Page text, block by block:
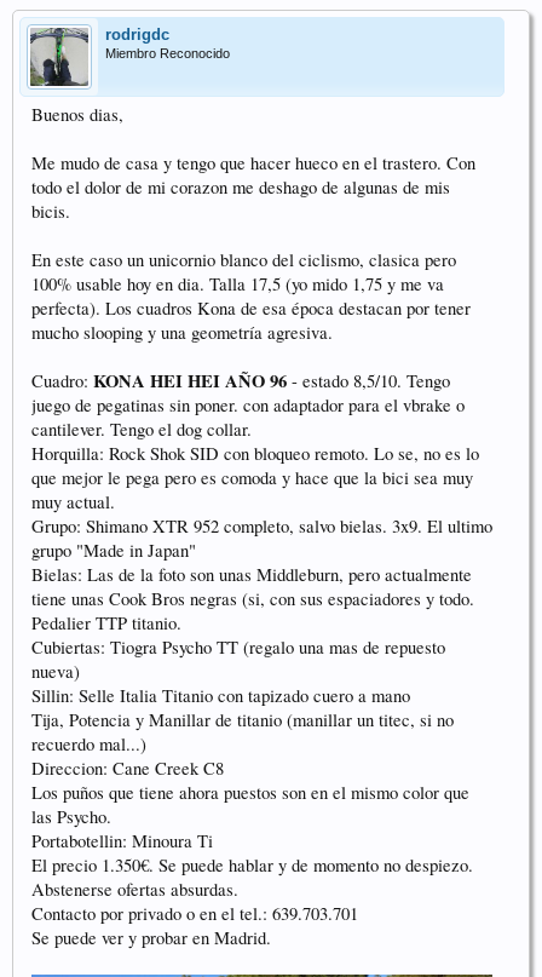
rodrigdc
Miembro Reconocido
Buenos dias,
Me mudo de casa y tengo que hacer hueco en el trastero. Con
todo el dolor de mi corazon me deshago de algunas de mis
bicis.
En este caso un unicornio blanco del ciclismo, clasica pero
100% usable hoy en dia. Talla 17,5 (yo mido 1,75 y me va
perfecta). Los cuadros Kona de esa época destacan por tener
mucho slooping y una geometría agresiva.
Cuadro: KONA HEI HEI AÑO 96 - estado 8,5/10. Tengo
juego de pegatinas sin poner. con adaptador para el vbrake o
cantilever. Tengo el dog collar.
Horquilla: Rock Shok SID con bloqueo remoto. Lo se, no es lo
que mejor le pega pero es comoda y hace que la bici sea muy
muy actual.
Grupo: Shimano XTR 952 completo, salvo bielas. 3x9. El ultimo
grupo "Made in Japan"
Bielas: Las de la foto son unas Middleburn, pero actualmente
tiene unas Cook Bros negras (si, con sus espaciadores y todo.
Pedalier TTP titanio.
Cubiertas: Tiogra Psycho TT (regalo una mas de repuesto
nueva)
Sillin: Selle Italia Titanio con tapizado cuero a mano
Tija, Potencia y Manillar de titanio (manillar un titec, si no
recuerdo mal...)
Direccion: Cane Creek C8
Los puños que tiene ahora puestos son en el mismo color que
las Psycho.
Portabotellin: Minoura Ti
El precio 1.350€. Se puede hablar y de momento no despiezo.
Abstenerse ofertas absurdas.
Contacto por privado o en el tel.: 639.703.701
Se puede ver y probar en Madrid.